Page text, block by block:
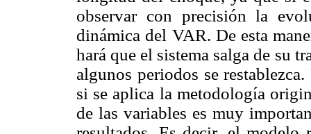
observar con precisión la
dinámica del VAR. De esta
hará que el sistema salga de su
algunos periodos se
si se aplica la metodología
de las variables es muy